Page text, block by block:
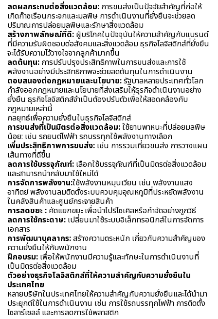
ลดผลกระทบต่อสิ่งแวดล้อม: การขนส่งเป็นปัจจัยสำคัญที่ก่อให้
เกิดก๊าซเรือนกระจกและมลพิษ การดำเนินงานที่ยั่งยืนจะช่วยลด
ปริมาณการปล่อยมลพิษและรักษาสิ่งแวดล้อม
สร้างภาพลักษณ์ที่ดี: ผู้บริโภคในปัจจุบันให้ความสำคัญกับแบรนด์
ที่มีความรับผิดชอบต่อสังคมและสิ่งแวดล้อม ธุรกิจโลจิสติกส์ที่ยั่งยืน
จะได้รับความไว้วางใจจากลูกค้ามากขึ้น
ลดต้นทุน: การปรับปรุงประสิทธิภาพในการขนส่งและการใช้
พลังงานอย่างมีประสิทธิภาพจะช่วยลดต้นทุนในการดำเนินงาน
ตอบสนองต่อกฎหมายและนโยบาย:รัฐบาลหลายประเทศทั่วโลก
กำลังออกกฎหมายและนโยบายที่ส่งเสริมให้ธุรกิจดำเนินงานอย่าง
ยั่งยืน ธุรกิจโลจิสติกส์จำเป็นต้องปรับตัวเพื่อให้สอดคล้องกับ
กฎหมายเหล่านี้
กลยุทธ์เพื่อความยั่งยืนในธุรกิจโลจิสติกส์
การขนส่งที่เป็นมิตรต่อสิ่งแวดล้อม:ใช้ยานพาหนะที่ปล่อยมลพิษ
น้อย: เช่น รถยนต์ไฟฟ้า รถบรรทุกใช้พลังงานทางเลือก
เพิ่มประสิทธิภาพการขนส่ง: เช่น การรวมเที่ยวขนส่ง การวางแผน
เส้นทางที่ดีขึ้น
ลดการใช้บรรจุภัณฑ์: เลือกใช้บรรจุภัณฑ์ที่เป็นมิตรต่อสิ่งแวดล้อม
และสามารถนำกลับมาใช้ใหม่ได้
การจัดการพลังงาน:ใช้พลังงานหมุนเวียน เช่น พลังงานแสง
อาทิตย์ พลังงานลมติดตั้งระบบควบคุมอุณหภูมิที่ประหยัดพลังงาน
ในคลังสินค้าและศูนย์กระจายสินค้า
การลดขยะ : คัดแยกขยะ เพื่อนำไปรีไซเคิลหรือกำจัดอย่างถูกวิธี
ลดการใช้กระดาษ: เปลี่ยนมาใช้ระบบอิเล็กทรอนิกส์ในการจัดการ
เอกสาร
การพัฒนาบุคลากร:สร้างความตระหนัก เกี่ยวกับความสำคัญของ
ความยั่งยืนให้กับพนักงาน
ฝึกอบรม: เพื่อให้พนักงานมีความรู้และทักษะในการดำเนินงานที่
เป็นมิตรต่อสิ่งแวดล้อม
ตัวอย่างธุรกิจโลจิสติกส์ที่ให้ความสำคัญกับความยั่งยืนใน
ประเทศไทย
หลายบริษัทในประเทศไทยให้ความสำคัญกับความยั่งยืนและได้นำมา
ประยุกต์ใช้ในการดำเนินงาน เช่น การใช้รถบรรทุกไฟฟ้า การติดตั้ง
โซลาร์เซลล์ และการลดการใช้พลาสติก